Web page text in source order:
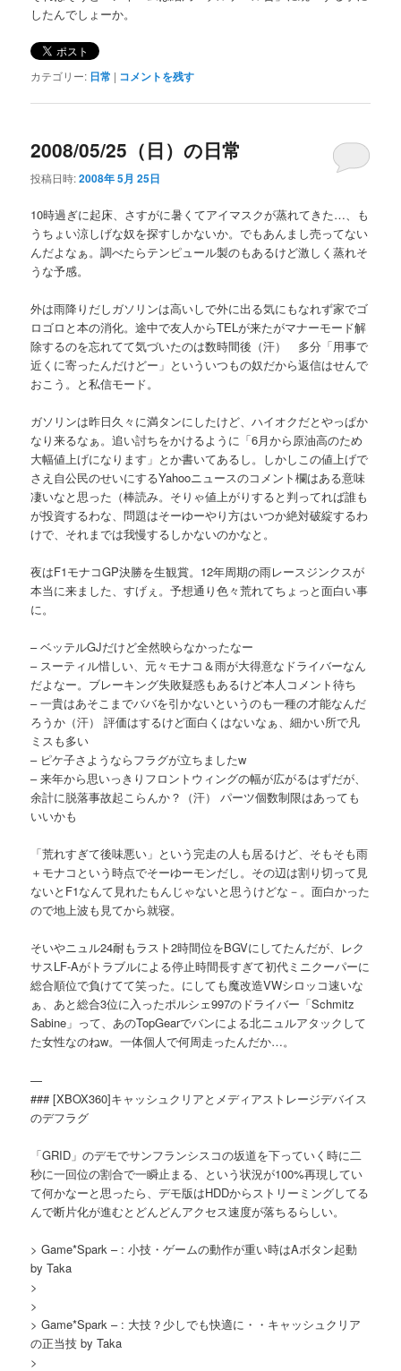
したんでしょーか。
カテゴリー: 日常 | コメントを残す
2008/05/25（日）の日常
投稿日時:2008年 5月 25日
10時過ぎに起床、さすがに暑くてアイマスクが蒸れてきた…、も
うちょい涼しげな奴を探すしかないか。でもあんまし売ってない
んだよなぁ。調べたらテンピュール製のもあるけど激しく蒸れそ
うな予感。
外は雨降りだしガソリンは高いしで外に出る気にもなれず家でゴ
ロゴロと本の消化。途中で友人からTELが来たがマナーモード解
除するのを忘れてて気づいたのは数時間後（汗） 多分「用事で
近くに寄ったんだけどー」といういつもの奴だから返信はせんで
おこう。と私信モード。
ガソリンは昨日久々に満タンにしたけど、ハイオクだとやっぱか
なり来るなぁ。追い討ちをかけるように「6月から原油高のため
大幅値上げになります」とか書いてあるし。しかしこの値上げで
さえ自公民のせいにするYahooニュースのコメント欄はある意味
凄いなと思った（棒読み。そりゃ値上がりすると判ってれば誰も
が投資するわな、問題はそーゆーやり方はいつか絶対破綻するわ
けで、それまでは我慢するしかないのかなと。
夜はF1モナコGP決勝を生観賞。12年周期の雨レースジンクスが
本当に来ました、すげぇ。予想通り色々荒れてちょっと面白い事
に。
– ベッテルGJだけど全然映らなかったなー
– スーティル惜しい、元々モナコ＆雨が大得意なドライバーなん
だよなー。ブレーキング失敗疑惑もあるけど本人コメント待ち
– 一貴はあそこまでババを引かないというのも一種の才能なんだ
ろうか（汗） 評価はするけど面白くはないなぁ、細かい所で凡
ミスも多い
– ピケ子さようならフラグが立ちましたw
– 来年から思いっきりフロントウィングの幅が広がるはずだが、
余計に脱落事故起こらんか？（汗） パーツ個数制限はあっても
いいかも
「荒れすぎて後味悪い」という完走の人も居るけど、そもそも雨
＋モナコという時点でそーゆーモンだし。その辺は割り切って見
ないとF1なんて見れたもんじゃないと思うけどな－。面白かった
ので地上波も見てから就寝。
そいやニュル24耐もラスト2時間位をBGVにしてたんだが、レク
サスLF-Aがトラブルによる停止時間長すぎて初代ミニクーパーに
総合順位で負けてて笑った。にしても魔改造VWシロッコ速いな
ぁ、あと総合3位に入ったポルシェ997のドライバー「Schmitz
Sabine」って、あのTopGearでバンによる北ニュルアタックして
た女性なのねw。一体個人で何周走ったんだか…。
—
### [XBOX360]キャッシュクリアとメディアストレージデバイス
のデフラグ
「GRID」のデモでサンフランシスコの坂道を下っていく時に二
秒に一回位の割合で一瞬止まる、という状況が100%再現してい
て何かなーと思ったら、デモ版はHDDからストリーミングしてる
んで断片化が進むとどんどんアクセス速度が落ちるらしい。
> Game*Spark – : 小技・ゲームの動作が重い時はAボタン起動
by Taka
>
>
> Game*Spark – : 大技？少しでも快適に・・キャッシュクリア
の正当技 by Taka
>